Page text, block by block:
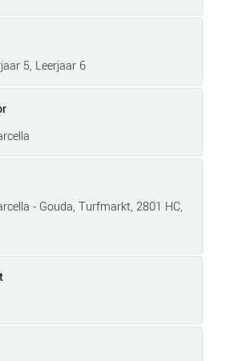
5, Leerjaar 6
- Gouda, Turfmarkt, 2801 HC,